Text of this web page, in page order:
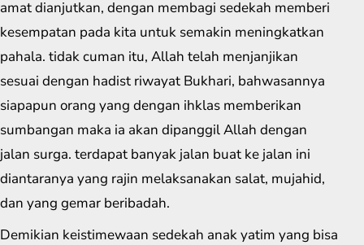
amat dianjutkan, dengan membagi sedekah memberi
kesempatan pada kita untuk semakin meningkatkan
pahala. tidak cuman itu, Allah telah menjanjikan
sesuai dengan hadist riwayat Bukhari, bahwasannya
siapapun orang yang dengan ihklas memberikan
sumbangan maka ia akan dipanggil Allah dengan
jalan surga. terdapat banyak jalan buat ke jalan ini
diantaranya yang rajin melaksanakan salat, mujahid,
dan yang gemar beribadah.
Demikian keistimewaan sedekah anak yatim yang bisa